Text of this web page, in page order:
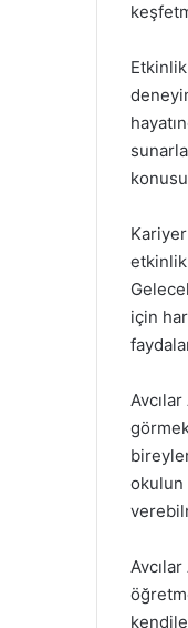
etkinlik
için
okulun